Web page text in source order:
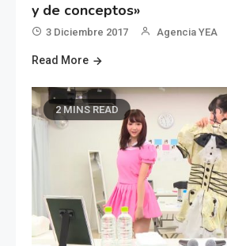
y de conceptos»
3 Diciembre 2017 Agencia YEA
Read More
2 MINS READ